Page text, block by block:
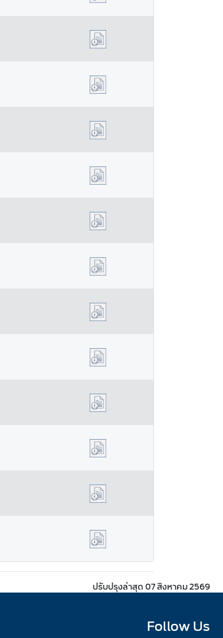
ปรับปรุงล่าสุด 07 สิงหาคม 2569
Follow Us